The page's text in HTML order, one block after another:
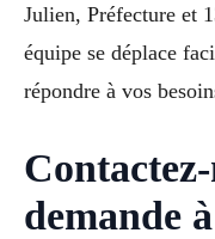
Julien, Préfecture et
équipe se déplace
répondre à vos
demande